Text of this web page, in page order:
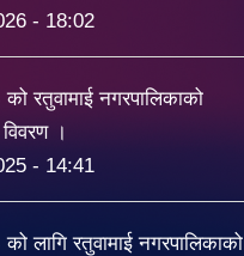
- 18:02
रतुवामाई नगरपालिकाको
।
- 14:41
लागि रतुवामाई नगरपालिकाको